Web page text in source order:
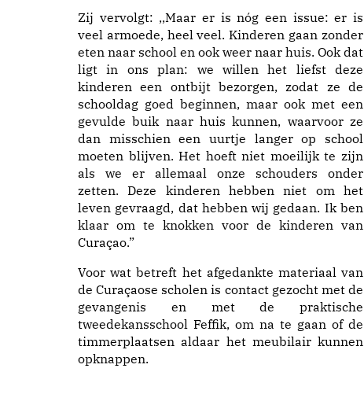
Zij vervolgt: ,,Maar er is nóg een issue: er is
veel armoede, heel veel. Kinderen gaan zonder
eten naar school en ook weer naar huis. Ook dat
ligt in ons plan: we willen het liefst deze
kinderen een ontbijt bezorgen, zodat ze de
schooldag goed beginnen, maar ook met een
gevulde buik naar huis kunnen, waarvoor ze
dan misschien een uurtje langer op school
moeten blijven. Het hoeft niet moeilijk te zijn
als we er allemaal onze schouders onder
zetten. Deze kinderen hebben niet om het
leven gevraagd, dat hebben wij gedaan. Ik ben
klaar om te knokken voor de kinderen van
Curaçao.”
Voor wat betreft het afgedankte materiaal van
de Curaçaose scholen is contact gezocht met de
gevangenis en met de praktische
tweedekansschool Feffik, om na te gaan of de
timmerplaatsen aldaar het meubilair kunnen
opknappen.